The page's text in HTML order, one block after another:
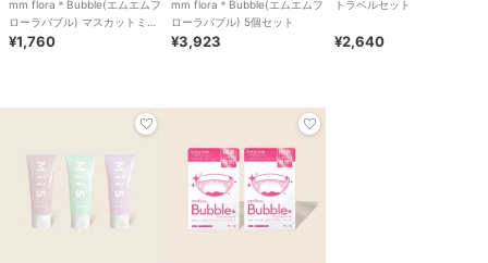
mm flora＊Bubble(エムエムフ
ローラバブル) マスカットミン
ト風味 2個セット
¥1,760
mm flora＊Bubble(エムエムフ
ローラバブル) 5個セット
¥3,923
トラベルセット
¥2,640